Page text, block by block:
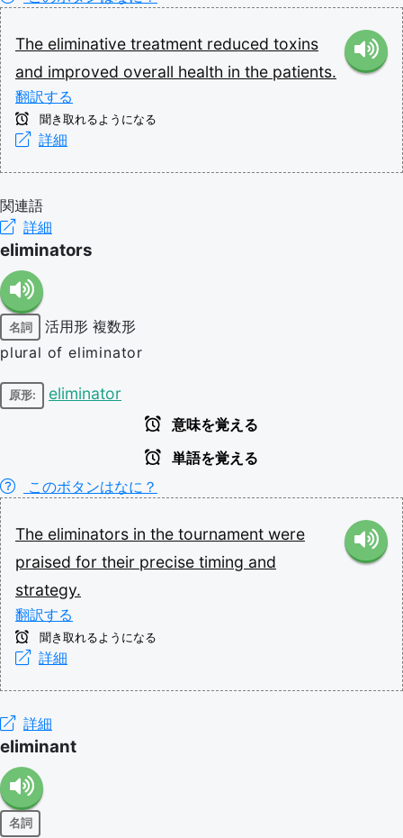
The eliminative treatment reduced toxins
and improved overall health in the patients.
翻訳する
聞き取れるようになる
詳細
関連語
詳細
eliminators
名詞 活用形 複数形
plural of eliminator
原形: eliminator
意味を覚える
単語を覚える
このボタンはなに？
The eliminators in the tournament were
praised for their precise timing and
strategy.
翻訳する
聞き取れるようになる
詳細
詳細
eliminant
名詞